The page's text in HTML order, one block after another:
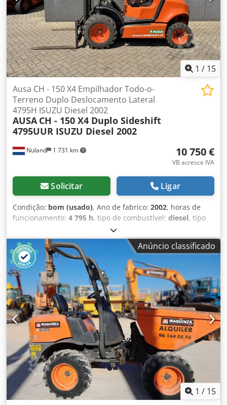
1 / 15
Nuland 1 731 km
Ausa CH - 150 X4 Empilhador Todo-o-
Terreno Duplo Deslocamento Lateral
4795H ISUZU Diesel 2002
AUSA CH - 150 X4 Duplo Sideshift
4795UUR ISUZU Diesel 2002
10 750 €
VB acresce IVA
Solicitar Ligar
Condição: bom (usado), Ano de fabrico: 2002, horas de
funcionamento: 4 795 h, tipo de combustível: diesel, tipo
, Ausa CH - 150 X4 Empilhador para
terrenos acidentados com duplo garfo, deslocamento
lateral, 4795 horas, motor Isuzu a diesel, ano 2002. Codpfx
Ajzqyuyef Hjha Vídeo disponível via WhatsApp.
Disponibilidade contínua, consulte o site. Os preços
indicados são "ex works" em Nuland. A Van de Wert
Trading B.V. tem um stock diversificado de máquinas,
camiões, reboques e acessórios. Todas as nossas entregas
são efetuadas a preços comerciais, no estado em que se
encontram ("as is"), sem garantias (consulte os nossos
termos e condições gerais). Para uma visita e/ou teste de
condução, pode agendar uma consulta sem compromisso.
Por favor, contacte-nos por telefone antes, pois nem
sempre estamos presentes. Van de Wert Trading B.V.
Bedrijfsstraat 3 5391 LR Nuland
Anúncio classificado
1 / 15